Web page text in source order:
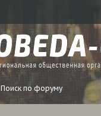
Поиск по форуму